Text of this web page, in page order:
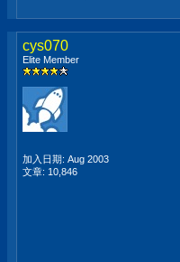
cys070
Elite Member
加入日期: Aug 2003
文章: 10,846